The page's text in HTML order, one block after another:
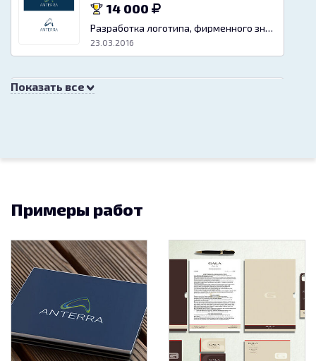
14 000
Разработка логотипа, фирменного знака
23.03.2016
Разработать оформление главной
Показать все
Примеры работ